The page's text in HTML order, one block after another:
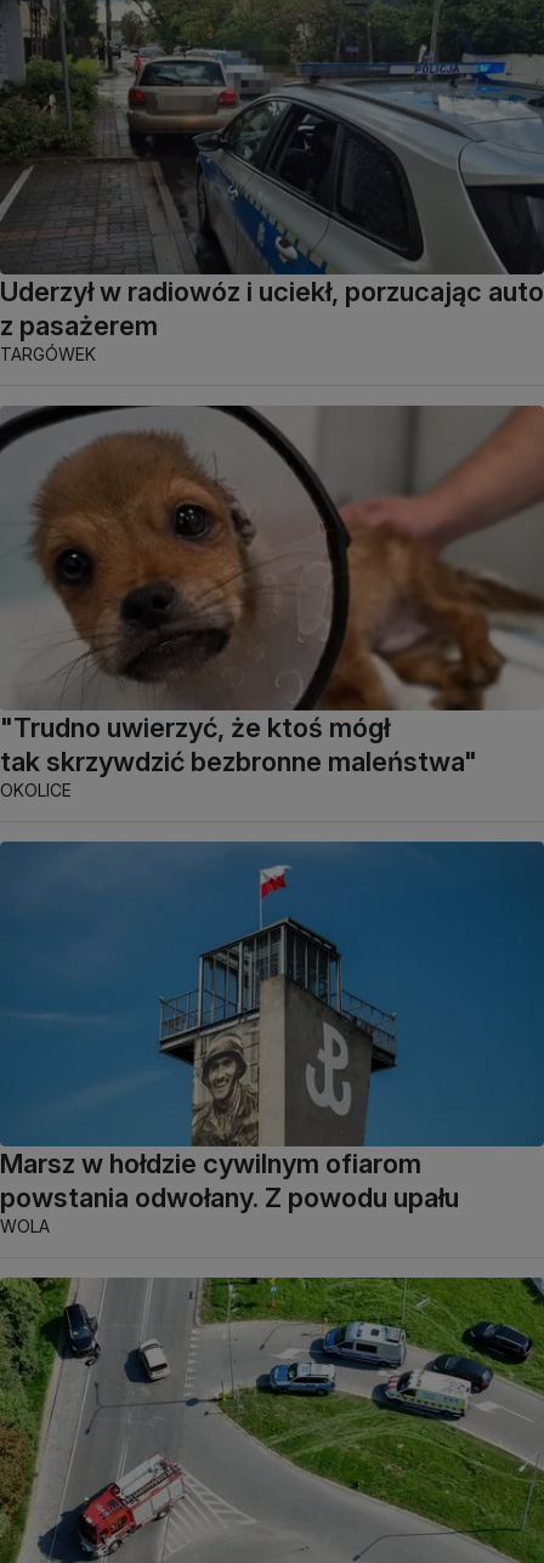
Uderzył w radiowóz i uciekł, porzucając auto
z pasażerem
TARGÓWEK
"Trudno uwierzyć, że ktoś mógł
tak skrzywdzić bezbronne maleństwa"
OKOLICE
Marsz w hołdzie cywilnym ofiarom
powstania odwołany. Z powodu upału
WOLA